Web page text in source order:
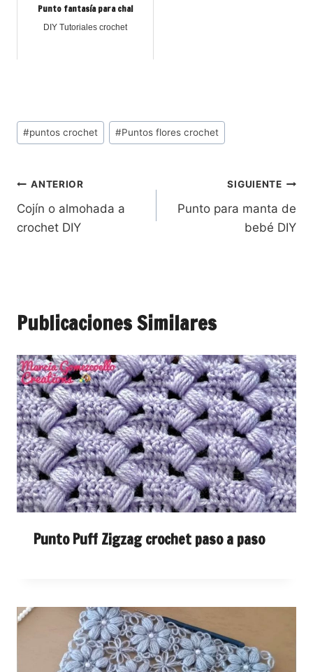
Punto fantasía para chal
DIY Tutoriales crochet
#puntos crochet #Puntos flores crochet
ANTERIOR
Cojín o almohada a
crochet DIY
SIGUIENTE
Punto para manta de
bebé DIY
Publicaciones Similares
Punto Puff Zigzag crochet paso a paso